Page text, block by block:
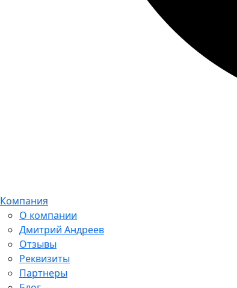
Компания
О компании
Дмитрий Андреев
Отзывы
Реквизиты
Партнеры